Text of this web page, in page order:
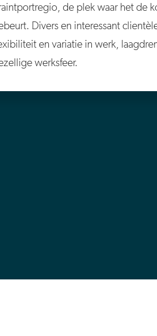
de plek waar het de
Divers en interessant
en variatie in werk,
werksfeer.